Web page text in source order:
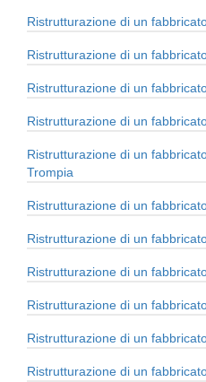
Ristrutturazione di un
Ristrutturazione di un
Ristrutturazione di un
Ristrutturazione di un
Ristrutturazione di un
Trompia
Ristrutturazione di un
Ristrutturazione di un
Ristrutturazione di un
Ristrutturazione di un
Ristrutturazione di un
Ristrutturazione di un